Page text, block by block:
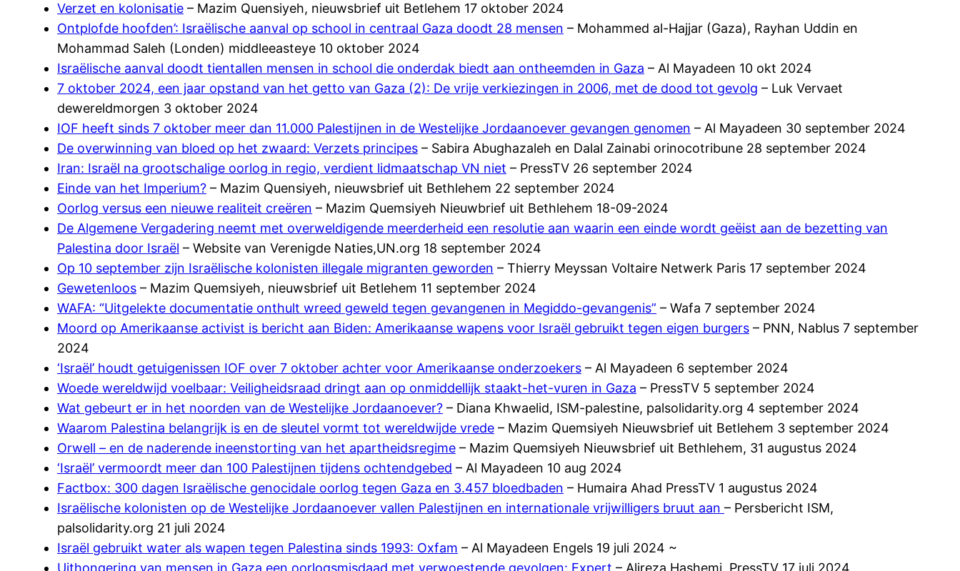
Verzet en kolonisatie – Mazim Quensiyeh, nieuwsbrief uit Betlehem 17 oktober 2024
Ontplofde hoofden’: Israëlische aanval op school in centraal Gaza doodt 28 mensen – Mohammed al-Hajjar (Gaza), Rayhan Uddin en
Mohammad Saleh (Londen) middleeasteye 10 oktober 2024
Israëlische aanval doodt tientallen mensen in school die onderdak biedt aan ontheemden in Gaza – Al Mayadeen 10 okt 2024
7 oktober 2024, een jaar opstand van het getto van Gaza (2): De vrije verkiezingen in 2006, met de dood tot gevolg – Luk Vervaet
dewereldmorgen 3 oktober 2024
IOF heeft sinds 7 oktober meer dan 11.000 Palestijnen in de Westelijke Jordaanoever gevangen genomen – Al Mayadeen 30 september 2024
De overwinning van bloed op het zwaard: Verzets principes – Sabira Abughazaleh en Dalal Zainabi orinocotribune 28 september 2024
Iran: Israël na grootschalige oorlog in regio, verdient lidmaatschap VN niet – PressTV 26 september 2024
Einde van het Imperium? – Mazim Quensiyeh, nieuwsbrief uit Bethlehem 22 september 2024
Oorlog versus een nieuwe realiteit creëren – Mazim Quemsiyeh Nieuwbrief uit Bethlehem 18-09-2024
De Algemene Vergadering neemt met overweldigende meerderheid een resolutie aan waarin een einde wordt geëist aan de bezetting van
Palestina door Israël – Website van Verenigde Naties,UN.org 18 september 2024
Op 10 september zijn Israëlische kolonisten illegale migranten geworden – Thierry Meyssan Voltaire Netwerk Paris 17 september 2024
Gewetenloos – Mazim Quemsiyeh, nieuwsbrief uit Betlehem 11 september 2024
WAFA: “Uitgelekte documentatie onthult wreed geweld tegen gevangenen in Megiddo-gevangenis” – Wafa 7 september 2024
Moord op Amerikaanse activist is bericht aan Biden: Amerikaanse wapens voor Israël gebruikt tegen eigen burgers – PNN, Nablus 7 september
2024
‘Israël’ houdt getuigenissen IOF over 7 oktober achter voor Amerikaanse onderzoekers – Al Mayadeen 6 september 2024
Woede wereldwijd voelbaar: Veiligheidsraad dringt aan op onmiddellijk staakt-het-vuren in Gaza – PressTV 5 september 2024
Wat gebeurt er in het noorden van de Westelijke Jordaanoever? – Diana Khwaelid, ISM-palestine, palsolidarity.org 4 september 2024
Waarom Palestina belangrijk is en de sleutel vormt tot wereldwijde vrede – Mazim Quemsiyeh Nieuwsbrief uit Betlehem 3 september 2024
Orwell – en de naderende ineenstorting van het apartheidsregime – Mazim Quemsiyeh Nieuwsbrief uit Bethlehem, 31 augustus 2024
‘Israël’ vermoordt meer dan 100 Palestijnen tijdens ochtendgebed – Al Mayadeen 10 aug 2024
Factbox: 300 dagen Israëlische genocidale oorlog tegen Gaza en 3.457 bloedbaden – Humaira Ahad PressTV 1 augustus 2024
Israëlische kolonisten op de Westelijke Jordaanoever vallen Palestijnen en internationale vrijwilligers bruut aan – Persbericht ISM,
palsolidarity.org 21 juli 2024
Israël gebruikt water als wapen tegen Palestina sinds 1993: Oxfam – Al Mayadeen Engels 19 juli 2024 ~
Uithongering van mensen in Gaza een oorlogsmisdaad met verwoestende gevolgen: Expert – Alireza Hashemi, PressTV 17 juli 2024